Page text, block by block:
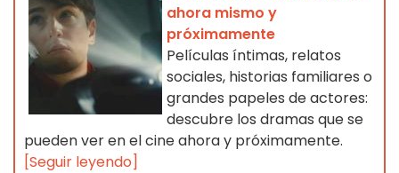
ahora mismo y
próximamente
Películas íntimas, relatos
sociales, historias familiares o
grandes papeles de actores:
descubre los dramas que se
pueden ver en el cine ahora y próximamente.
[Seguir leyendo]